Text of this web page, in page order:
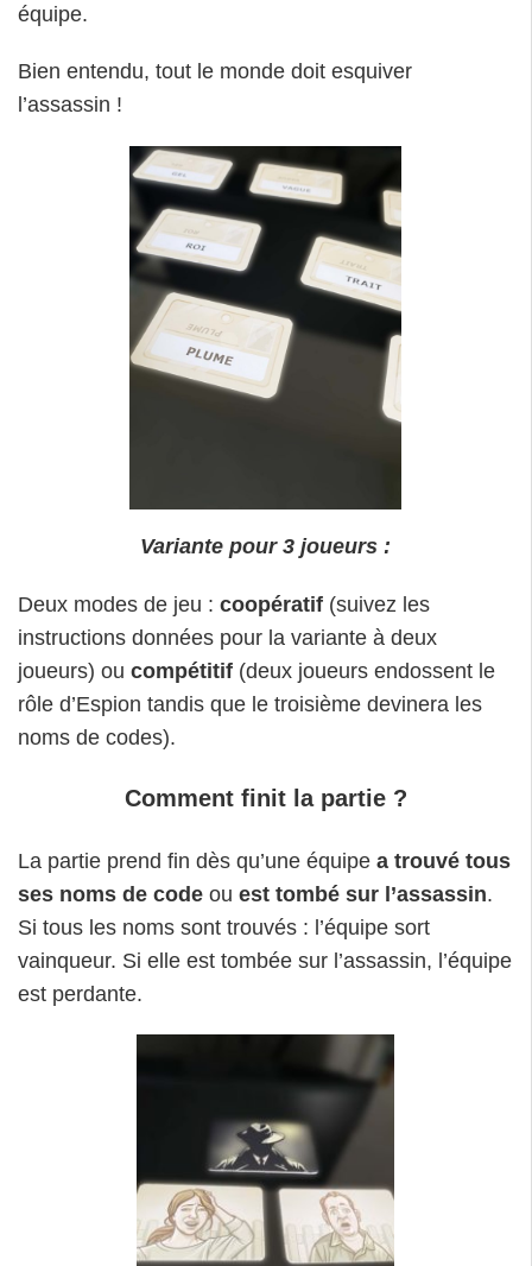
équipe.
Bien entendu, tout le monde doit esquiver
l’assassin !
Variante pour 3 joueurs :
Deux modes de jeu : coopératif (suivez les
instructions données pour la variante à deux
joueurs) ou compétitif (deux joueurs endossent le
rôle d’Espion tandis que le troisième devinera les
noms de codes).
Comment finit la partie ?
La partie prend fin dès qu’une équipe a trouvé tous
ses noms de code ou est tombé sur l’assassin.
Si tous les noms sont trouvés : l’équipe sort
vainqueur. Si elle est tombée sur l’assassin, l’équipe
est perdante.